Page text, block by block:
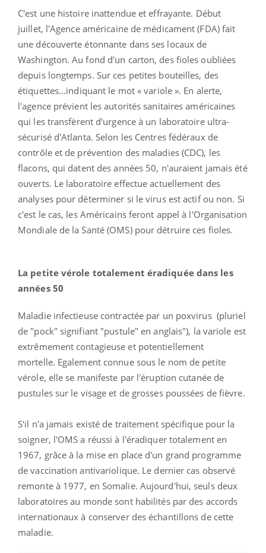
C'est une histoire inattendue et effrayante. Début
juillet, l'Agence américaine de médicament (FDA) fait
une découverte étonnante dans ses locaux de
Washington. Au fond d'un carton, des fioles oubliées
depuis longtemps. Sur ces petites bouteilles, des
étiquettes...indiquant le mot « variole ». En alerte,
l'agence prévient les autorités sanitaires américaines
qui les transfèrent d'urgence à un laboratoire ultra-
sécurisé d'Atlanta. Selon les Centres fédéraux de
contrôle et de prévention des maladies (CDC), les
flacons, qui datent des années 50, n'auraient jamais été
ouverts. Le laboratoire effectue actuellement des
analyses pour déterminer si le virus est actif ou non. Si
c'est le cas, les Américains feront appel à l'Organisation
Mondiale de la Santé (OMS) pour détruire ces fioles.
La petite vérole totalement éradiquée dans les
années 50
Maladie infectieuse contractée par un poxvirus (pluriel
de "pock" signifiant "pustule" en anglais"), la variole est
extrêmement contagieuse et potentiellement
mortelle. Egalement connue sous le nom de petite
vérole, elle se manifeste par l'éruption cutanée de
pustules sur le visage et de grosses poussées de fièvre.
S'il n'a jamais existé de traitement spécifique pour la
soigner, l'OMS a réussi à l'éradiquer totalement en
1967, grâce à la mise en place d'un grand programme
de vaccination antivariolique. Le dernier cas observé
remonte à 1977, en Somalie. Aujourd'hui, seuls deux
laboratoires au monde sont habilités par des accords
internationaux à conserver des échantillons de cette
maladie.